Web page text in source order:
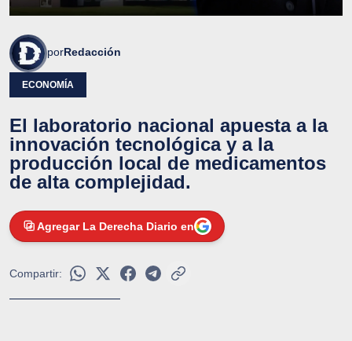
porRedacción
ECONOMÍA
El laboratorio nacional apuesta a la
innovación tecnológica y a la
producción local de medicamentos
de alta complejidad.
Agregar La Derecha Diario en
Compartir: